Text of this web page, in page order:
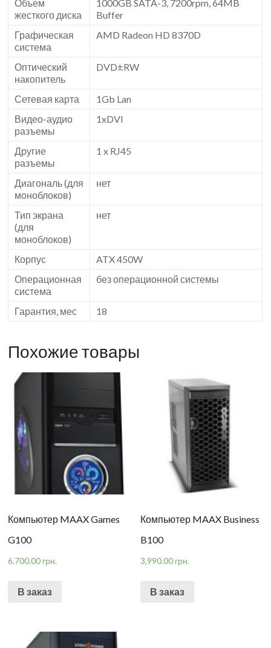
Объем
жесткого диска
1000GB SATA-3, 7200rpm, 64MB
Buffer
Графическая
система
AMD Radeon HD 8370D
Оптический
накопитель
DVD±RW
Сетевая карта
1Gb Lan
Видео-аудио
разъемы
1xDVI
Другие
разъемы
1 x RJ45
Диагональ (для
моноблоков)
нет
Тип экрана
(для
моноблоков)
нет
Корпус
ATX 450W
Операционная
система
без операционной системы
Гарантия, мес 18
Похожие товары
Компьютер MAAX Games
G100
6,700.00 грн.
В заказ
Компьютер MAAX Business
B100
3,990.00 грн.
В заказ